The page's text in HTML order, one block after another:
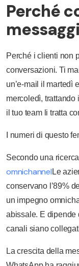
Perché
Perché i clienti non
conversazioni. Ti
un’e-mail il martedì
mercoledì, trattando
il tuo team li tratta
I numeri di questo
Secondo una
omnichannelLe
conservano l’89%
un impegno
abissale. E dipende
canali siano
La crescita della